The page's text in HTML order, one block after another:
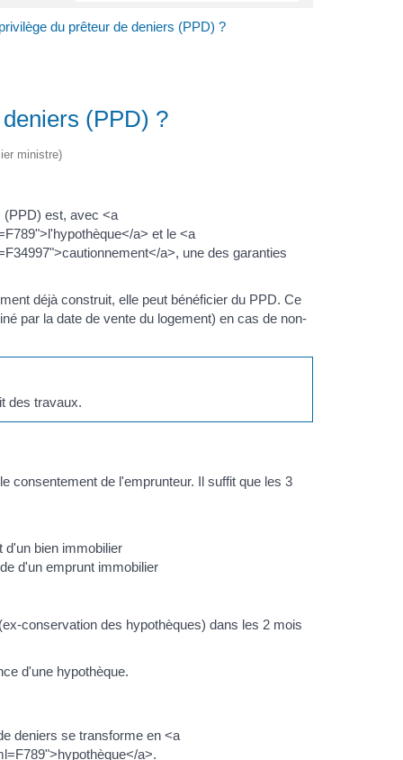
du prêteur de deniers (PPD) ?
(PPD) ?
ministre)
(PPD) est, avec <a
a> et le <a
a>, une des garanties
déjà construit, elle peut bénéficier du PPD. Ce
par la date de vente du logement) en cas de non-
des travaux.
consentement de l'emprunteur. Il suffit que les 3
d'un bien immobilier
d'un emprunt immobilier
conservation des hypothèques) dans les 2 mois
d'une hypothèque.
deniers se transforme en <a
a>.